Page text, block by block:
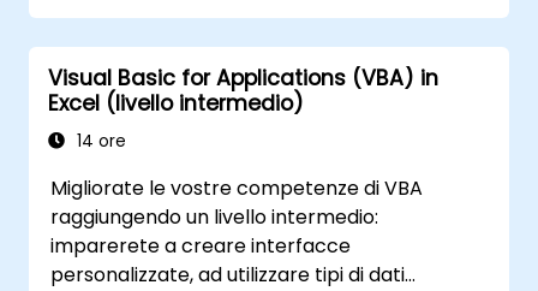
attività; inoltre permettono di progettare
applicazioni personalizzate in grado di
svolgere nuove funzioni.
Visual Basic for Applications (VBA) in
Excel (livello intermedio)
14 ore
Migliorate le vostre competenze di VBA
raggiungendo un livello intermedio:
imparerete a creare interfacce
personalizzate, ad utilizzare tipi di dati